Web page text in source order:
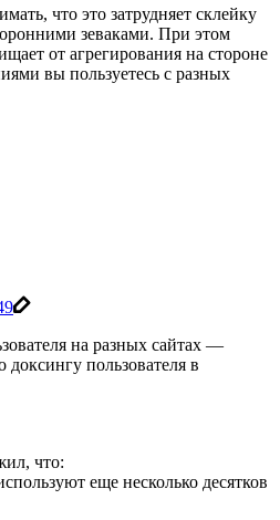
что это затрудняет склейку
зеваками. При этом
от агрегирования на стороне
вы пользуетесь с разных
на разных сайтах —
пользователя в
что:
еще несколько десятков